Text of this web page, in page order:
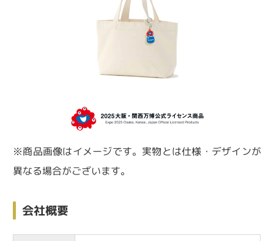
※商品画像はイメージです。実物とは仕様・デザインが
異なる場合がございます。
会社概要